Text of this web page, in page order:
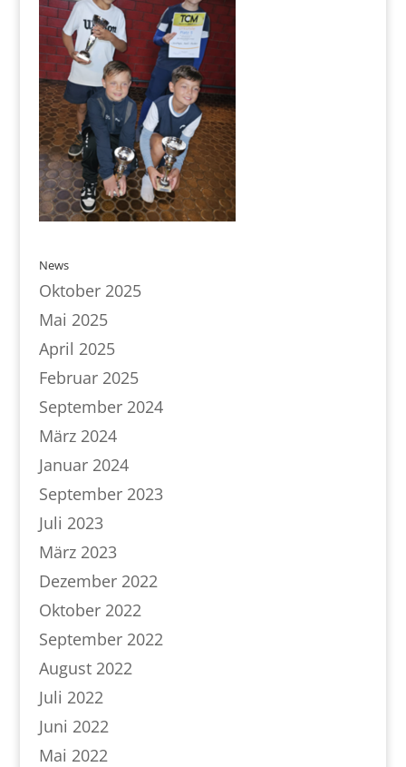
News
Oktober 2025
Mai 2025
April 2025
Februar 2025
September 2024
März 2024
Januar 2024
September 2023
Juli 2023
März 2023
Dezember 2022
Oktober 2022
September 2022
August 2022
Juli 2022
Juni 2022
Mai 2022